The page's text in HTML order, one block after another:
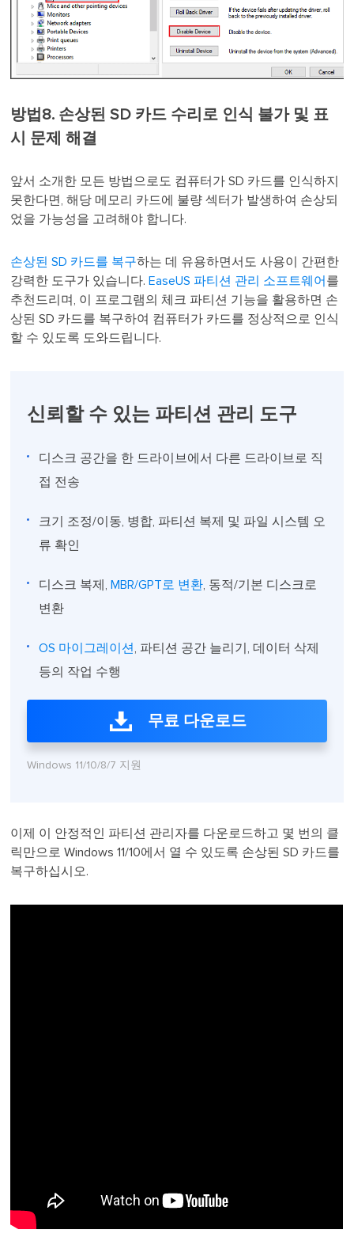
방법8. 손상된 SD 카드 수리로 인식 불가 및 표
시 문제 해결
앞서 소개한 모든 방법으로도 컴퓨터가 SD 카드를 인식하지
못한다면, 해당 메모리 카드에 불량 섹터가 발생하여 손상되
었을 가능성을 고려해야 합니다.
손상된 SD 카드를 복구하는 데 유용하면서도 사용이 간편한
강력한 도구가 있습니다. EaseUS 파티션 관리 소프트웨어 를
추천드리며, 이 프로그램의 체크 파티션 기능을 활용하면 손
상된 SD 카드를 복구하여 컴퓨터가 카드를 정상적으로 인식
할 수 있도록 도와드립니다.
신뢰할 수 있는 파티션 관리 도구
디스크 공간을 한 드라이브에서 다른 드라이브로 직
접 전송
크기 조정/이동, 병합, 파티션 복제 및 파일 시스템 오
류 확인
디스크 복제, MBR/GPT로 변환 , 동적/기본 디스크로
변환
OS 마이그레이션
, 파티션 공간 늘리기, 데이터 삭제
등의 작업 수행
무료 다운로드
Windows 11/10/8/7 지원
이제 이 안정적인 파티션 관리자를 다운로드하고 몇 번의 클
릭만으로 Windows 11/10에서 열 수 있도록 손상된 SD 카드를
복구하십시오.